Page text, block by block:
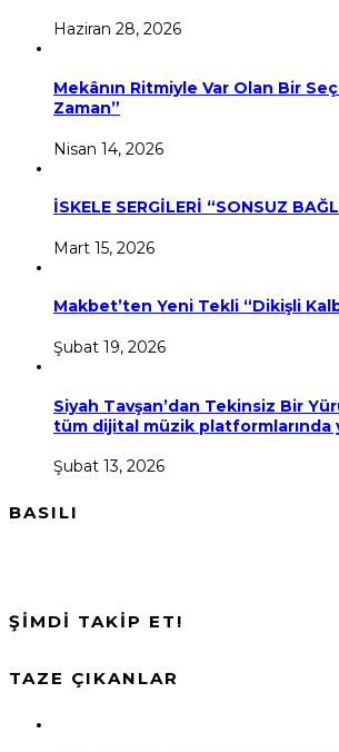
Haziran 28, 2026
Mekânın Ritmiyle Var Olan Bir
Zaman”
Nisan 14, 2026
İSKELE SERGİLERİ “SONSUZ
Mart 15, 2026
Makbet’ten Yeni Tekli “Dikişli
Şubat 19, 2026
Siyah Tavşan’dan Tekinsiz Bir
tüm dijital müzik platformlarında
Şubat 13, 2026
BASILI
ŞİMDİ TAKİP ET!
TAZE ÇIKANLAR